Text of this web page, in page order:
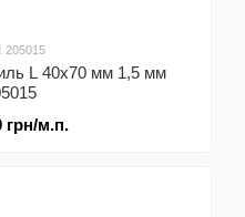
205015
L 40х70 мм 1,5 мм
грн/м.п.